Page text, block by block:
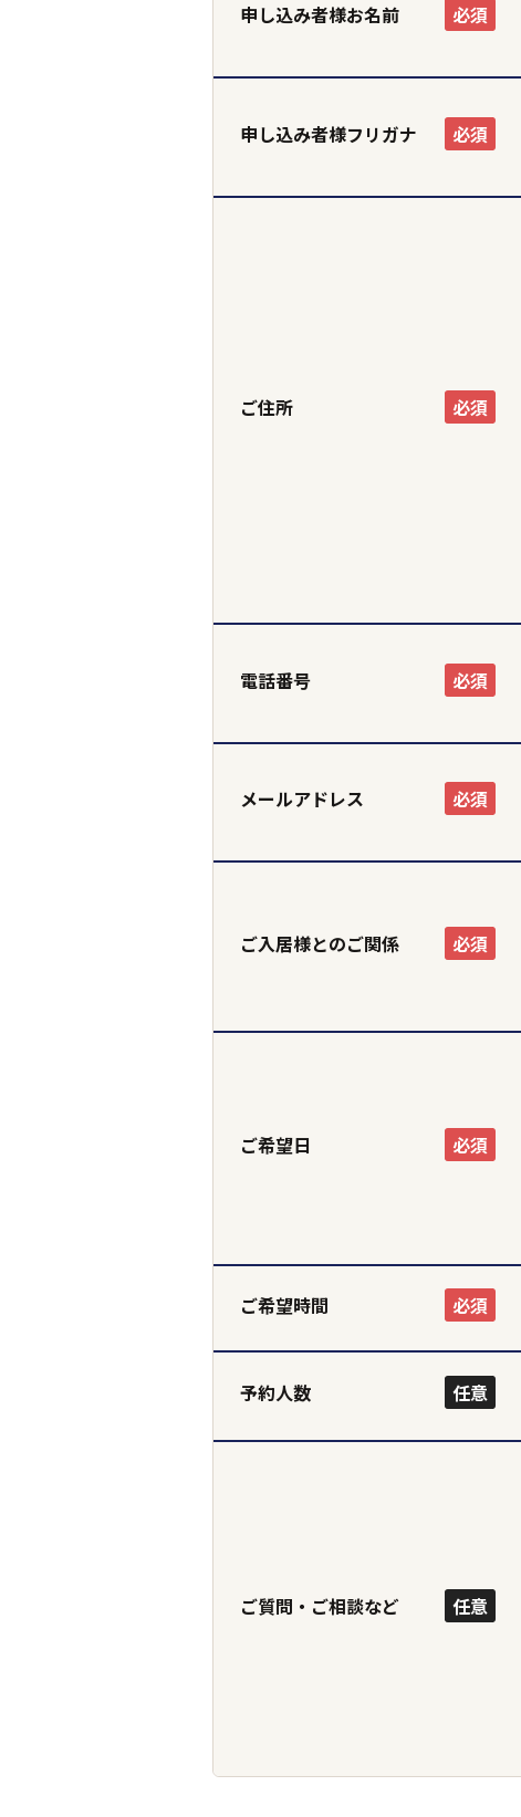
申し込み者様お名前 必須
申し込み者様フリガナ 必須
ご住所 必須
電話番号 必須
メールアドレス 必須
ご入居様とのご関係 必須
ご希望日 必須
ご希望時間 必須
予約人数 任意
ご質問・ご相談など 任意